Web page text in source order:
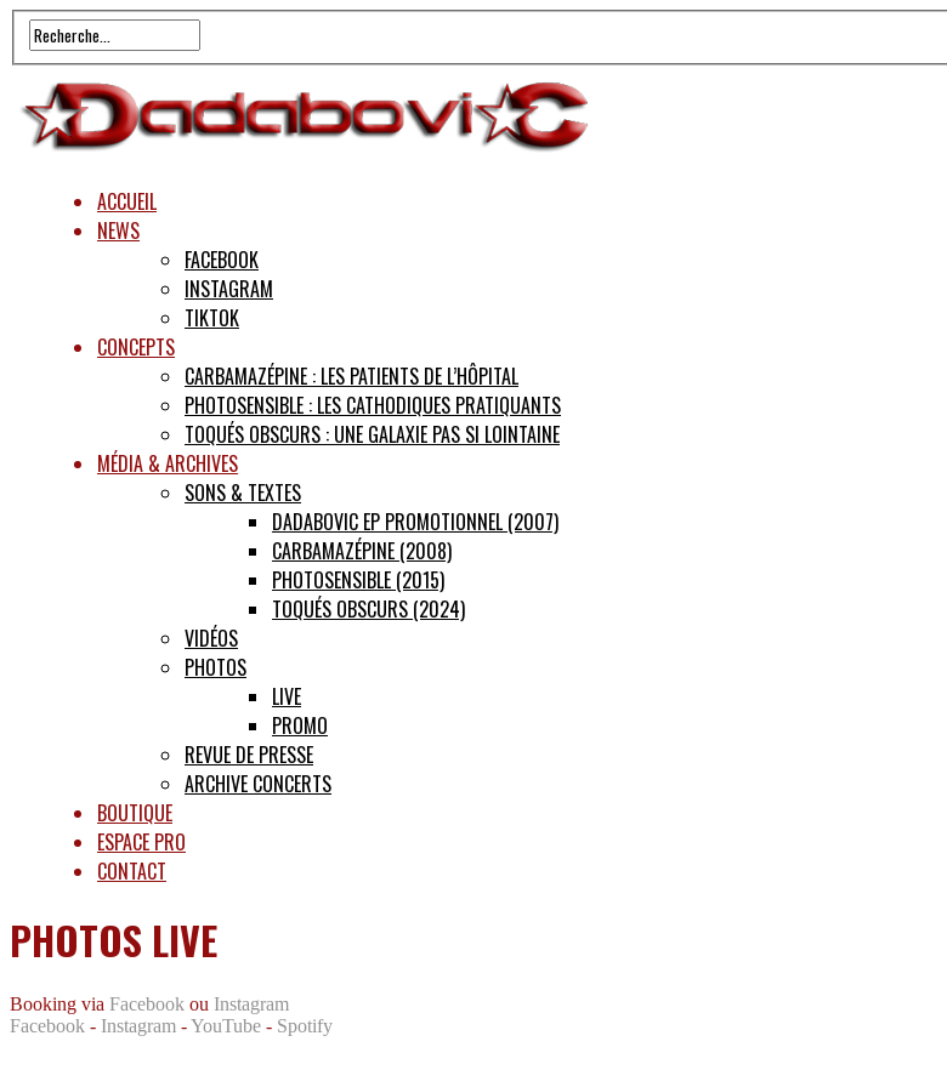
ACCUEIL
NEWS
FACEBOOK
INSTAGRAM
TIKTOK
CONCEPTS
CARBAMAZÉPINE : LES PATIENTS DE L’HÔPITAL
PHOTOSENSIBLE : LES CATHODIQUES PRATIQUANTS
TOQUÉS OBSCURS : UNE GALAXIE PAS SI LOINTAINE
MÉDIA & ARCHIVES
SONS & TEXTES
DADABOVIC EP PROMOTIONNEL (2007)
CARBAMAZÉPINE (2008)
PHOTOSENSIBLE (2015)
TOQUÉS OBSCURS (2024)
VIDÉOS
PHOTOS
LIVE
PROMO
REVUE DE PRESSE
ARCHIVE CONCERTS
BOUTIQUE
ESPACE PRO
CONTACT
PHOTOS LIVE
Booking via Facebook ou Instagram
Facebook - Instagram -YouTube - Spotify